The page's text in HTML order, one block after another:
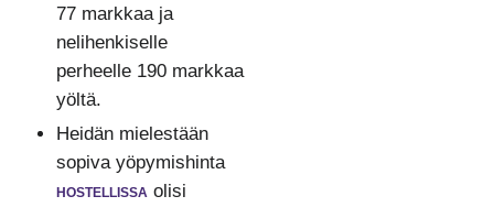
77 markkaa ja
nelihenkiselle
perheelle 190 markkaa
yöltä.
Heidän mielestään
sopiva yöpymishinta
hostellissa olisi